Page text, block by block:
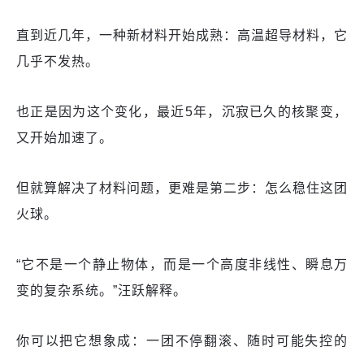
直到近几年，一种新材料开始成熟：高温超导材料，它
几乎不发热。
也正是因为这个变化，最近5年，沉寂已久的核聚变，
又开始加速了。
但就算解决了材料问题，更难是第二步：怎么稳住这团
火球。
“它不是一个静止物体，而是一个高度非线性、瞬息万
变的复杂系统。”汪跃解释。
你可以把它想象成：一团不停翻滚、随时可能失控的